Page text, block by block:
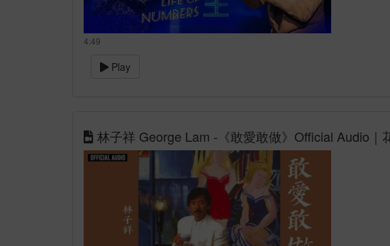
4:49
Play
林子祥 George Lam -《敢愛敢做》Official Audio｜